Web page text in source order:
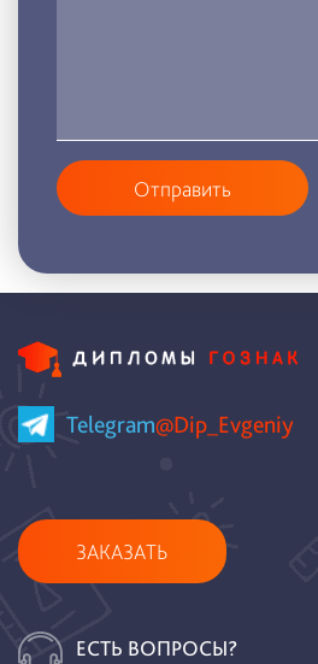
Отправить
Telegram@Dip_Evgeniy
ЗАКАЗАТЬ
ЕСТЬ ВОПРОСЫ?